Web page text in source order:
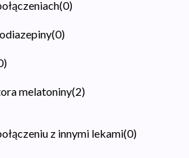
(0)
(0)
)
melatoniny(2)
z innymi lekami(0)